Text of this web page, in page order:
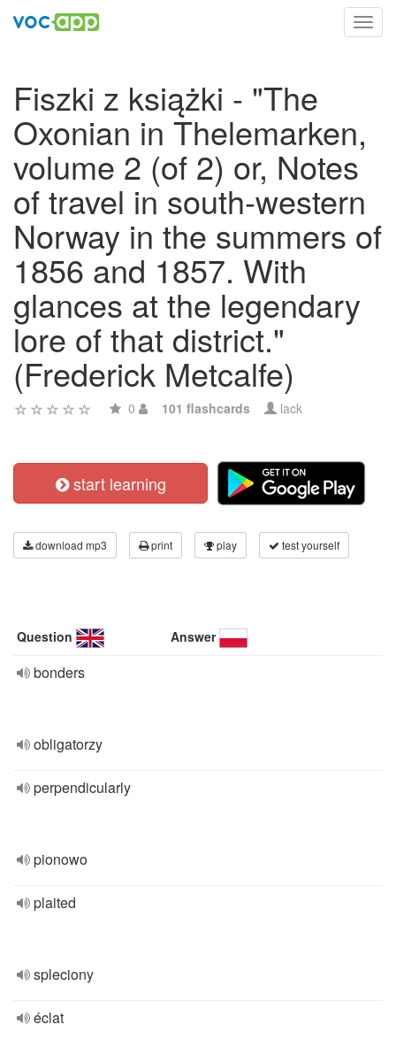
Fiszki z książki - "The
Oxonian in Thelemarken,
volume 2 (of 2) or, Notes
of travel in south-western
Norway in the summers of
1856 and 1857. With
glances at the legendary
lore of that district."
(Frederick Metcalfe)
0 101 flashcards lack
start learning
download mp3 print play test yourself
Question Answer
bonders
obligatorzy
perpendicularly
pionowo
plaited
spleciony
éclat